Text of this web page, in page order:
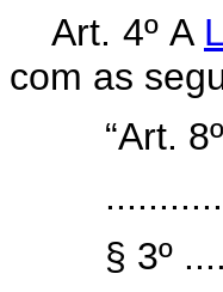
Art. 4º A
com as
“Art.
§ 3º